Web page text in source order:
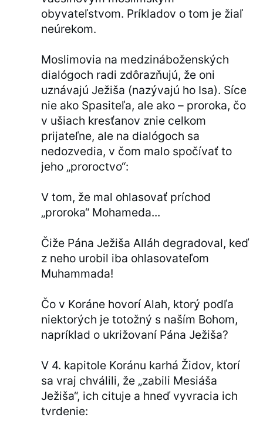
obyvateľstvom. Príkladov o tom je žiaľ
neúrekom.
Moslimovia na medzináboženských
dialógoch radi zdôrazňujú, že oni
uznávajú Ježiša (nazývajú ho Isa). Síce
nie ako Spasiteľa, ale ako – proroka, čo
v ušiach kresťanov znie celkom
prijateľne, ale na dialógoch sa
nedozvedia, v čom malo spočívať to
jeho „proroctvo“:
V tom, že mal ohlasovať príchod
„proroka“ Mohameda...
Čiže Pána Ježiša Alláh degradoval, keď
z neho urobil iba ohlasovateľom
Muhammada!
Čo v Koráne hovorí Alah, ktorý podľa
niektorých je totožný s naším Bohom,
napríklad o ukrižovaní Pána Ježiša?
V 4. kapitole Koránu karhá Židov, ktorí
sa vraj chválili, že „zabili Mesiáša
Ježiša“, ich cituje a hneď vyvracia ich
tvrdenie: